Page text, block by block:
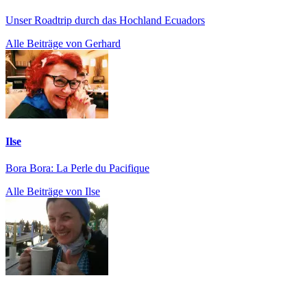
Unser Roadtrip durch das Hochland Ecuadors
Alle Beiträge von Gerhard
Ilse
Bora Bora: La Perle du Pacifique
Alle Beiträge von Ilse